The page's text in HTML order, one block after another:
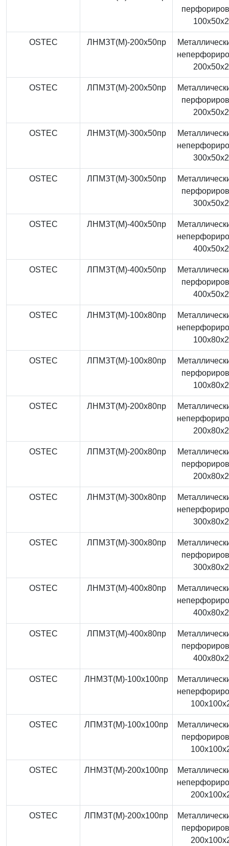
OSTEC ЛНМЗТ(М)-200x50пр
OSTEC ЛПМЗТ(М)-200x50пр
OSTEC ЛНМЗТ(М)-300x50пр
OSTEC ЛПМЗТ(М)-300x50пр
OSTEC ЛНМЗТ(М)-400x50пр
OSTEC ЛПМЗТ(М)-400x50пр
OSTEC ЛНМЗТ(М)-100x80пр
OSTEC ЛПМЗТ(М)-100x80пр
OSTEC ЛНМЗТ(М)-200x80пр
OSTEC ЛПМЗТ(М)-200x80пр
OSTEC ЛНМЗТ(М)-300x80пр
OSTEC ЛПМЗТ(М)-300x80пр
OSTEC ЛНМЗТ(М)-400x80пр
OSTEC ЛПМЗТ(М)-400x80пр
OSTEC ЛНМЗТ(М)-100x100пр
OSTEC ЛПМЗТ(М)-100x100пр
OSTEC ЛНМЗТ(М)-200x100пр
OSTEC ЛПМЗТ(М)-200x100пр